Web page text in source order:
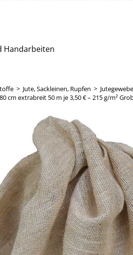
Handarbeiten
> Jute, Sackleinen, Rupfen >
cm extrabreit 50 m je 3,50 € – 215 g/m²